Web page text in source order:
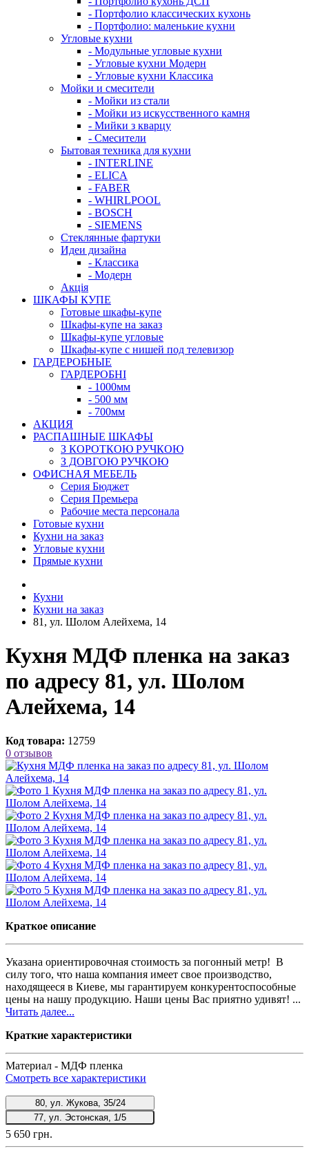
- Портфолио классических кухонь
- Портфолио: маленькие кухни
Угловые кухни
- Модульные угловые кухни
- Угловые кухни Модерн
- Угловые кухни Классика
Мойки и смесители
- Мойки из стали
- Мойки из искусственного камня
- Мийки з кварцу
- Смесители
Бытовая техника для кухни
- INTERLINE
- ELICA
- FABER
- WHIRLPOOL
- BOSCH
- SIEMENS
Стеклянные фартуки
Идеи дизайна
- Класcика
- Модерн
Акція
ШКАФЫ КУПЕ
Готовые шкафы-купе
Шкафы-купе на заказ
Шкафы-купе угловые
Шкафы-купе с нишей под телевизор
ГАРДЕРОБНЫЕ
ГАРДЕРОБНІ
- 1000мм
- 500 мм
- 700мм
АКЦИЯ
РАСПАШНЫЕ ШКАФЫ
З КОРОТКОЮ РУЧКОЮ
З ДОВГОЮ РУЧКОЮ
ОФИСНАЯ МЕБЕЛЬ
Серия Бюджет
Серия Премьера
Рабочие места персонала
Готовые кухни
Кухни на заказ
Угловые кухни
Прямые кухни
Кухни
Кухни на заказ
81, ул. Шолом Алейхема, 14
Кухня МДФ пленка на заказ
по адресу 81, ул. Шолом
Алейхема, 14
Код товара: 12759
0 отзывов
Краткое описание
Указана ориентировочная стоимость за погонный метр! В
силу того, что наша компания имеет свое производство,
находящееся в Киеве, мы гарантируем конкурентоспособные
цены на нашу продукцию. Наши цены Вас приятно удивят! ...
Читать далее...
Краткие характеристики
Материал - МДФ пленка
Смотреть все характеристики
80, ул. Жукова, 35/24
77, ул. Эстонская, 1/5
5 650 грн.